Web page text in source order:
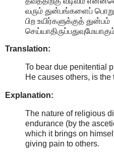
வரும் துன்பங்களைப்
பிற உயிர்களுக்குத் துன்பம்
Translation:
To bear due penitential
He causes others, is the
Explanation:
The nature of religious
endurance (by the
which it brings on
giving pain to others.